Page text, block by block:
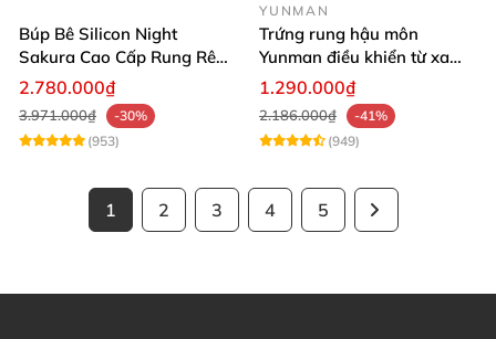
Búp Bê Silicon Night
Sakura Cao Cấp Rung Rên
Thực Tế
2.780.000₫
3.971.000₫
-30%
(953)
YUNMAN
Trứng rung hậu môn
Yunman điều khiển từ xa
quai đeo kích thích
1.290.000₫
2.186.000₫
-41%
(949)
1 2 3 4 5